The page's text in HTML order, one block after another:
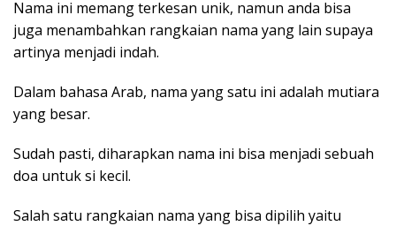
Nama ini memang terkesan unik, namun anda bisa
juga menambahkan rangkaian nama yang lain supaya
artinya menjadi indah.
Dalam bahasa Arab, nama yang satu ini adalah mutiara
yang besar.
Sudah pasti, diharapkan nama ini bisa menjadi sebuah
doa untuk si kecil.
Salah satu rangkaian nama yang bisa dipilih yaitu